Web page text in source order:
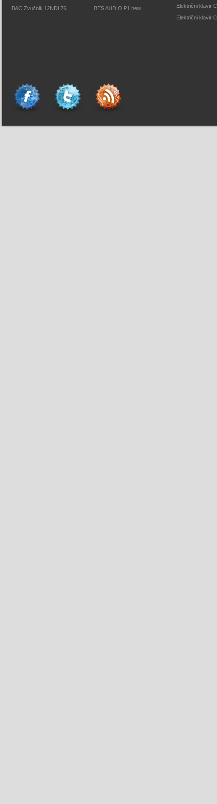
B&C Zvučnik 12NDL76
BES AUDIO P1 new
Električni klavir
Električni klavir